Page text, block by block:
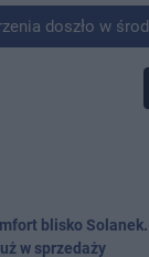
okolicach Giebni koło Janikowa.
blisko
w sprzedaży